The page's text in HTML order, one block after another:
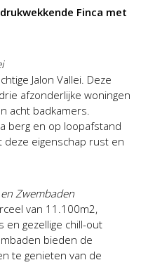
Finca met
Jalon Vallei. Deze
afzonderlijke woningen
acht badkamers.
berg en op loopafstand
deze eigenschap rust en
Zwembaden
van 11.100m2,
gezellige chill-out
bieden de
te genieten van de